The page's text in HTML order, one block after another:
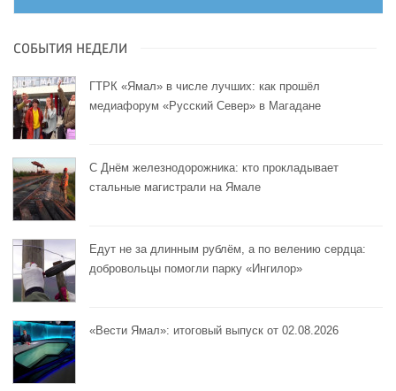
СОБЫТИЯ НЕДЕЛИ
ГТРК «Ямал» в числе лучших: как прошёл
медиафорум «Русский Север» в Магадане
С Днём железнодорожника: кто прокладывает
стальные магистрали на Ямале
Едут не за длинным рублём, а по велению сердца:
добровольцы помогли парку «Ингилор»
«Вести Ямал»: итоговый выпуск от 02.08.2026